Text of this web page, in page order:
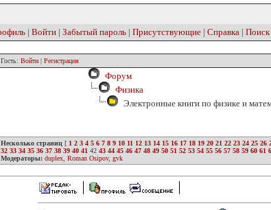
| Войти | Забытый пароль | Присутствующие | Справка | Поиск
Войти | Регистрация
Форум
Физика
Электронные книги по физике и
Несколько страниц [ 1 2 3 4 5 6 7 8 9 10 11 12 13 14 15 16 17 18 19 20 21 22 23 24 25 26
32 33 34 35 36 37 38 39 40 41 42 43 44 45 46 47 48 49 50 51 52 53 54 55 56 57 58 59 60 61
Модераторы: duplex Roman Osipov, gvk